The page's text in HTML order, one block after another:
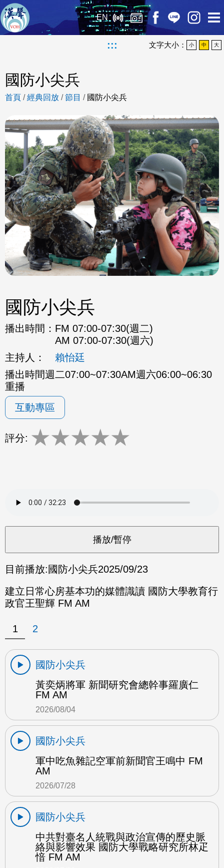
EN
::: 文字大小： 小 中 大
國防小尖兵
首頁 /經典回放 /節目 / 國防小尖兵
國防小尖兵
播出時間： FM 07:00-07:30(週二)
AM 07:00-07:30(週六)
主持人：
賴怡廷
播出時間週二07:00~07:30AM週六06:00~06:30
重播
互動專區
評分: ★★★★★
目前播放: 國防小尖兵2025/09/23
建立日常心房基本功的媒體識讀 國防大學教育行
政官王聖輝 FM AM
1 2
國防小尖兵
黃奕炳將軍 新聞研究會總幹事羅廣仁
FM AM
2026/08/04
國防小尖兵
軍中吃魚雜記空軍前新聞官王鳴中 FM
AM
2026/07/28
國防小尖兵
中共對臺名人統戰與政治宣傳的歷史脈
絡與影響效果 國防大學戰略研究所林疋
愔 FM AM